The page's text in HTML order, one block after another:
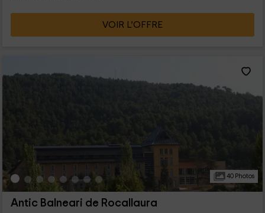
VOIR L’OFFRE
40 Photos
Antic Balneari de Rocallaura